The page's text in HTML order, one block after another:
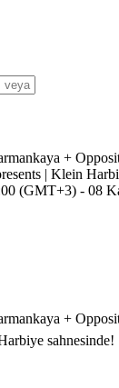
+
| Klein
(GMT+3) - 08
+
sahnesinde!